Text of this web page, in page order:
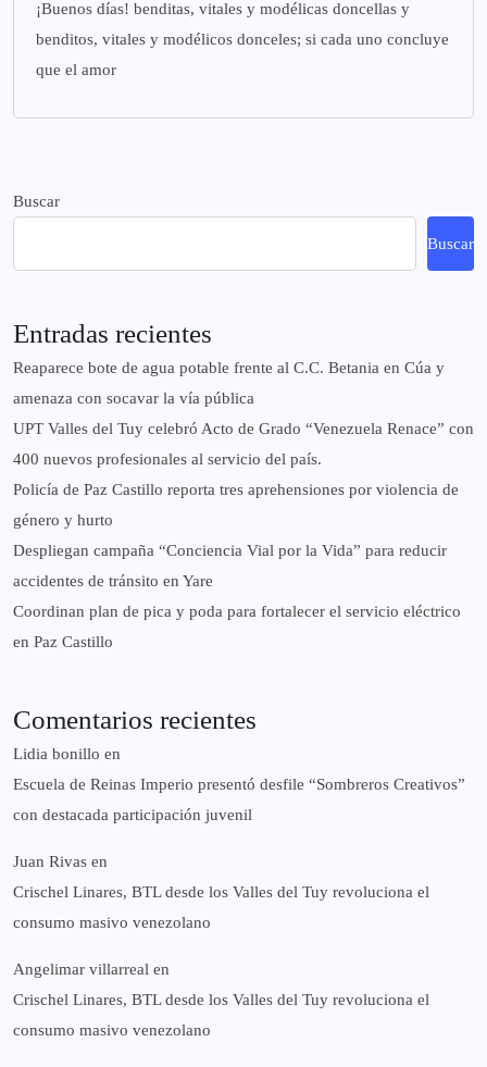
¡Buenos días! benditas, vitales y modélicas doncellas y
benditos, vitales y modélicos donceles; si cada uno concluye
que el amor
Buscar
Buscar
Entradas recientes
Reaparece bote de agua potable frente al C.C. Betania en Cúa y
amenaza con socavar la vía pública
UPT Valles del Tuy celebró Acto de Grado “Venezuela Renace” con
400 nuevos profesionales al servicio del país.
‎Policía de Paz Castillo reporta tres aprehensiones por violencia de
género y hurto
‎Despliegan campaña “Conciencia Vial por la Vida” para reducir
accidentes de tránsito en Yare
Coordinan plan de pica y poda para fortalecer el servicio eléctrico
en Paz Castillo
Comentarios recientes
Lidia bonillo en
Escuela de Reinas Imperio presentó desfile “Sombreros Creativos”
con destacada participación juvenil
Juan Rivas en
Crischel Linares, BTL desde los Valles del Tuy revoluciona el
consumo masivo venezolano
Angelimar villarreal en
Crischel Linares, BTL desde los Valles del Tuy revoluciona el
consumo masivo venezolano